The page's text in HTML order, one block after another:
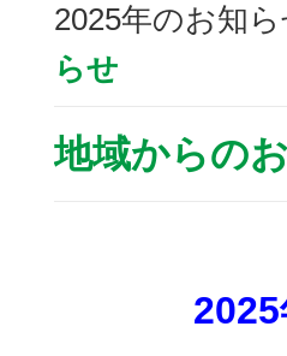
2025年のお知ら
らせ
地域からの